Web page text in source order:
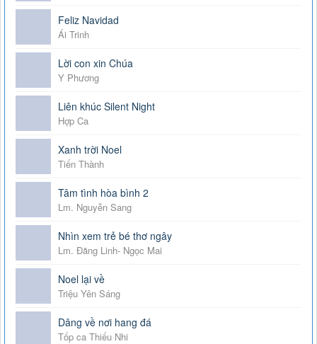
Feliz Navidad
Ái Trinh
Lời con xin Chúa
Y Phương
Liên khúc Silent Night
Hợp Ca
Xanh trời Noel
Tiến Thành
Tâm tình hòa bình 2
Lm. Nguyễn Sang
Nhìn xem trẻ bé thơ ngây
Lm. Đăng Linh- Ngọc Mai
Noel lại về
Triệu Yên Sáng
Dâng về nơi hang đá
Tốp ca Thiếu Nhi